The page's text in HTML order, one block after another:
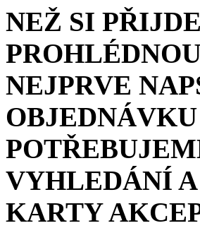
NEŽ SI
NEJPRVE
VYHLEDÁNÍ
KARTY